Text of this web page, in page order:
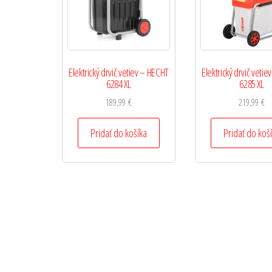
Elektrický drvič vetiev – HECHT
6284 XL
189,99 €
Pridať do košíka
Elektrický drvič
6285 XL
219,99 €
Pridať do